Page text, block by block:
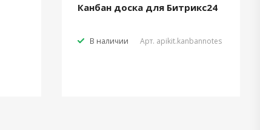
Канбан доска для Битрикс24
В наличии Арт. apikit.kanbannotes